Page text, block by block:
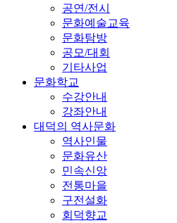
공연/전시
문화예술교육
문화탐방
공모/대회
기타사업
문화학교
수강안내
강좌안내
대덕의 역사문화
역사인물
문화유산
민속신앙
전통마을
구전설화
회덕향교